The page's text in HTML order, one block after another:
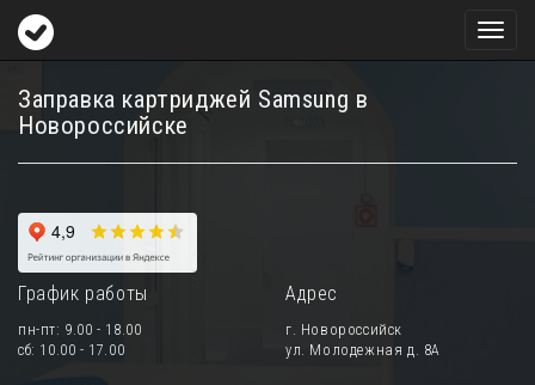
Заправка картриджей Samsung в
Новороссийске
График работы
пн-пт: 9.00 - 18.00
сб: 10.00 - 17.00
Адрес
г. Новороссийск
ул. Молодежная д. 8А